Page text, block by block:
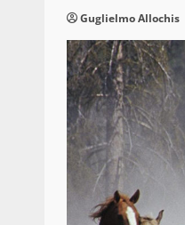
Guglielmo Allochis